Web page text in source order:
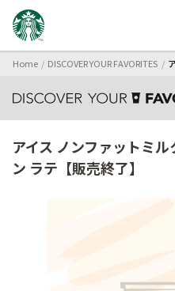
Home DISCOVER YOUR FAVORITES
アイス ノンファットミ
ン ラテ【販売終了】